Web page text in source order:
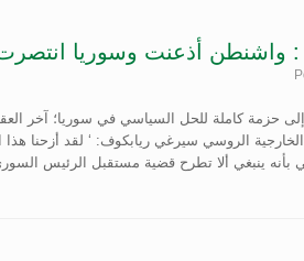
واشنطن أذعنت وسوريا
حزمة كاملة للحل السياسي في سوريا؛ آخر
الروسي سيرغي ريابكوف: ‘ لقد أزحنا
بأنه ينبغي ألا تطرح قضية مستقبل الرئيس